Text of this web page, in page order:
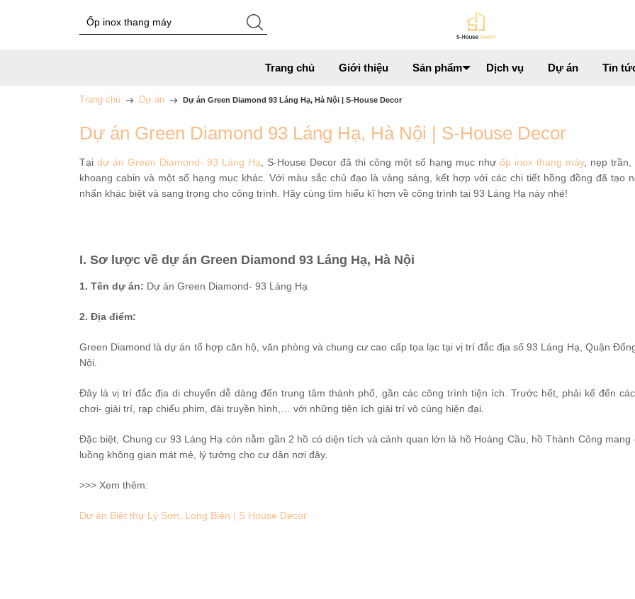
Trang chủ Giới thiệu Sản phẩm Dịch vụ Dự án Tin
Trang chủ Dự án Dự án Green Diamond 93 Láng Hạ, Hà Nội | S-House Decor
Dự án Green Diamond 93 Láng Hạ, Hà Nội | S-House Decor
Tại dự án Green Diamond- 93 Láng Hạ , S-House Decor đã thi công một số hạng mục như ốp inox thang máy, nẹp trần,
khoang cabin và một số hạng mục khác. Với màu sắc chủ đạo là vàng sáng, kết hợp với các chi tiết hồng đồng đã tạo
nhấn khác biệt và sang trọng cho công trình. Hãy cùng tìm hiểu kĩ hơn về công trình tại 93 Láng Hạ này nhé!
I. Sơ lược về dự án Green Diamond 93 Láng Hạ, Hà Nội
1. Tên dự án: Dự án Green Diamond- 93 Láng Hạ
2. Địa điểm:
Green Diamond là dự án tổ hợp căn hộ, văn phòng và chung cư cao cấp tọa lạc tại vị trí đắc địa số 93 Láng Hạ, Quận
Nội.
Đây là vị trí đắc địa di chuyển dễ dàng đến trung tâm thành phố, gần các công trình tiện ích. Trước hết, phải kể đến
chơi- giải trí, rạp chiếu phim, đài truyền hình,… với những tiện ích giải trí vô cùng hiện đại.
Đặc biệt, Chung cư 93 Láng Hạ còn nằm gần 2 hồ có diện tích và cảnh quan lớn là hồ Hoàng Cầu, hồ Thành Công mang
luồng không gian mát mẻ, lý tưởng cho cư dân nơi đây.
>>> Xem thêm:
Dự án Biệt thự Lý Sơn, Long Biên | S House Decor